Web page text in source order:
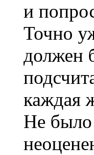
и
Точно
должен
каждая
Не было